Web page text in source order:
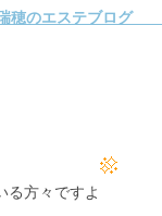
る方々ですよ